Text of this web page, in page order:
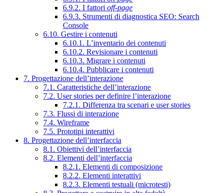
6.9.2. I fattori off-page
6.9.3. Strumenti di diagnostica SEO: Search
Console
6.10. Gestire i contenuti
6.10.1. L’inventario dei contenuti
6.10.2. Revisionare i contenuti
6.10.3. Migrare i contenuti
6.10.4. Pubblicare i contenuti
7. Progettazione dell’interazione
7.1. Caratteristiche dell’interazione
7.2. User stories per definire l’interazione
7.2.1. Differenza tra scenari e user stories
7.3. Flussi di interazione
7.4. Wireframe
7.5. Prototipi interattivi
8. Progettazione dell’interfaccia
8.1. Obiettivi dell’interfaccia
8.2. Elementi dell’interfaccia
8.2.1. Elementi di composizione
8.2.2. Elementi interattivi
8.2.3. Elementi testuali (microtesti)